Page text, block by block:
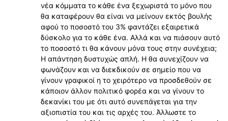
νέα κόμματα το κάθε ένα ξεχωριστά το μόνο που
θα καταφέρουν θα είναι να μείνουν εκτός βουλής
αφού το ποσοστό του 3% φαντάζει εξαιρετικά
δύσκολο για το κάθε ένα. Αλλά και να πιάσουν αυτό
το ποσοστό τι θα κάνουν μόνα τους στην συνέχεια;
Η απάντηση δυστυχώς απλή. Η θα συνεχίζουν να
φωνάζουν και να διεκδικούν σε σημείο που να
γίνουν γραφικοί η το χειρότερο να προσδεθούν σε
κάποιον άλλον πολιτικό φορέα και να γίνουν το
δεκανίκι του με ότι αυτό συνεπάγεται για την
αξιοπιστία του και τις αρχές του. Άλλωστε το